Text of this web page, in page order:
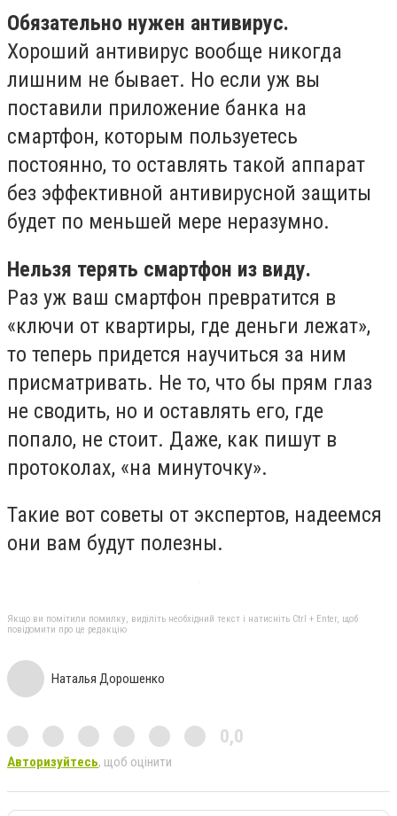
Обязательно нужен антивирус.
Хороший антивирус вообще никогда
лишним не бывает. Но если уж вы
поставили приложение банка на
смартфон, которым пользуетесь
постоянно, то оставлять такой аппарат
без эффективной антивирусной защиты
будет по меньшей мере неразумно.
Нельзя терять смартфон из виду.
Раз уж ваш смартфон превратится в
«ключи от квартиры, где деньги лежат»,
то теперь придется научиться за ним
присматривать. Не то, что бы прям глаз
не сводить, но и оставлять его, где
попало, не стоит. Даже, как пишут в
протоколах, «на минуточку».
Такие вот советы от экспертов, надеемся
они вам будут полезны.
Якщо ви помітили помилку, виділіть необхідний текст і натисніть Ctrl + Enter, щоб
повідомити про це редакцію
Наталья Дорошенко
0,0
Авторизуйтесь, щоб оцінити